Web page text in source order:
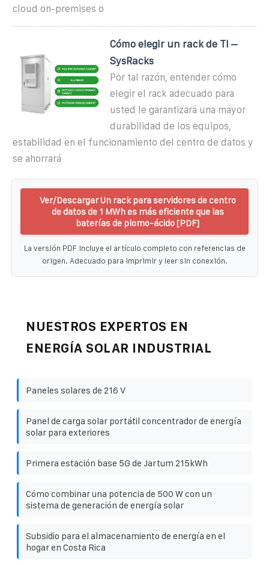
cloud on-premises o
Cómo elegir un rack de TI –
SysRacks
Por tal razón, entender cómo
elegir el rack adecuado para
usted le garantizará una mayor
durabilidad de los equipos,
estabilidad en el funcionamiento del centro de datos y
se ahorrará
Ver/Descargar Un rack para servidores de centro
de datos de 1 MWh es más eficiente que las
baterías de plomo-ácido [PDF]
La versión PDF incluye el artículo completo con referencias de
origen. Adecuado para imprimir y leer sin conexión.
NUESTROS EXPERTOS EN
ENERGÍA SOLAR INDUSTRIAL
Paneles solares de 216 V
Panel de carga solar portátil concentrador de energía
solar para exteriores
Primera estación base 5G de Jartum 215kWh
Cómo combinar una potencia de 500 W con un
sistema de generación de energía solar
Subsidio para el almacenamiento de energía en el
hogar en Costa Rica